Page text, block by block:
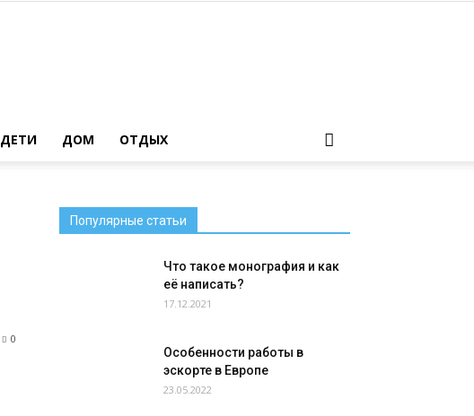
ДЕТИ ДОМ ОТДЫХ
0
Популярные статьи
Что такое монография и как
её написать?
17.12.2021
Особенности работы в
эскорте в Европе
23.05.2022